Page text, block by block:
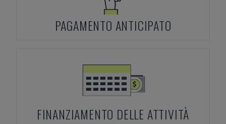
PAGAMENTO ANTICIPATO
FINANZIAMENTO DELLE ATTIVITÀ